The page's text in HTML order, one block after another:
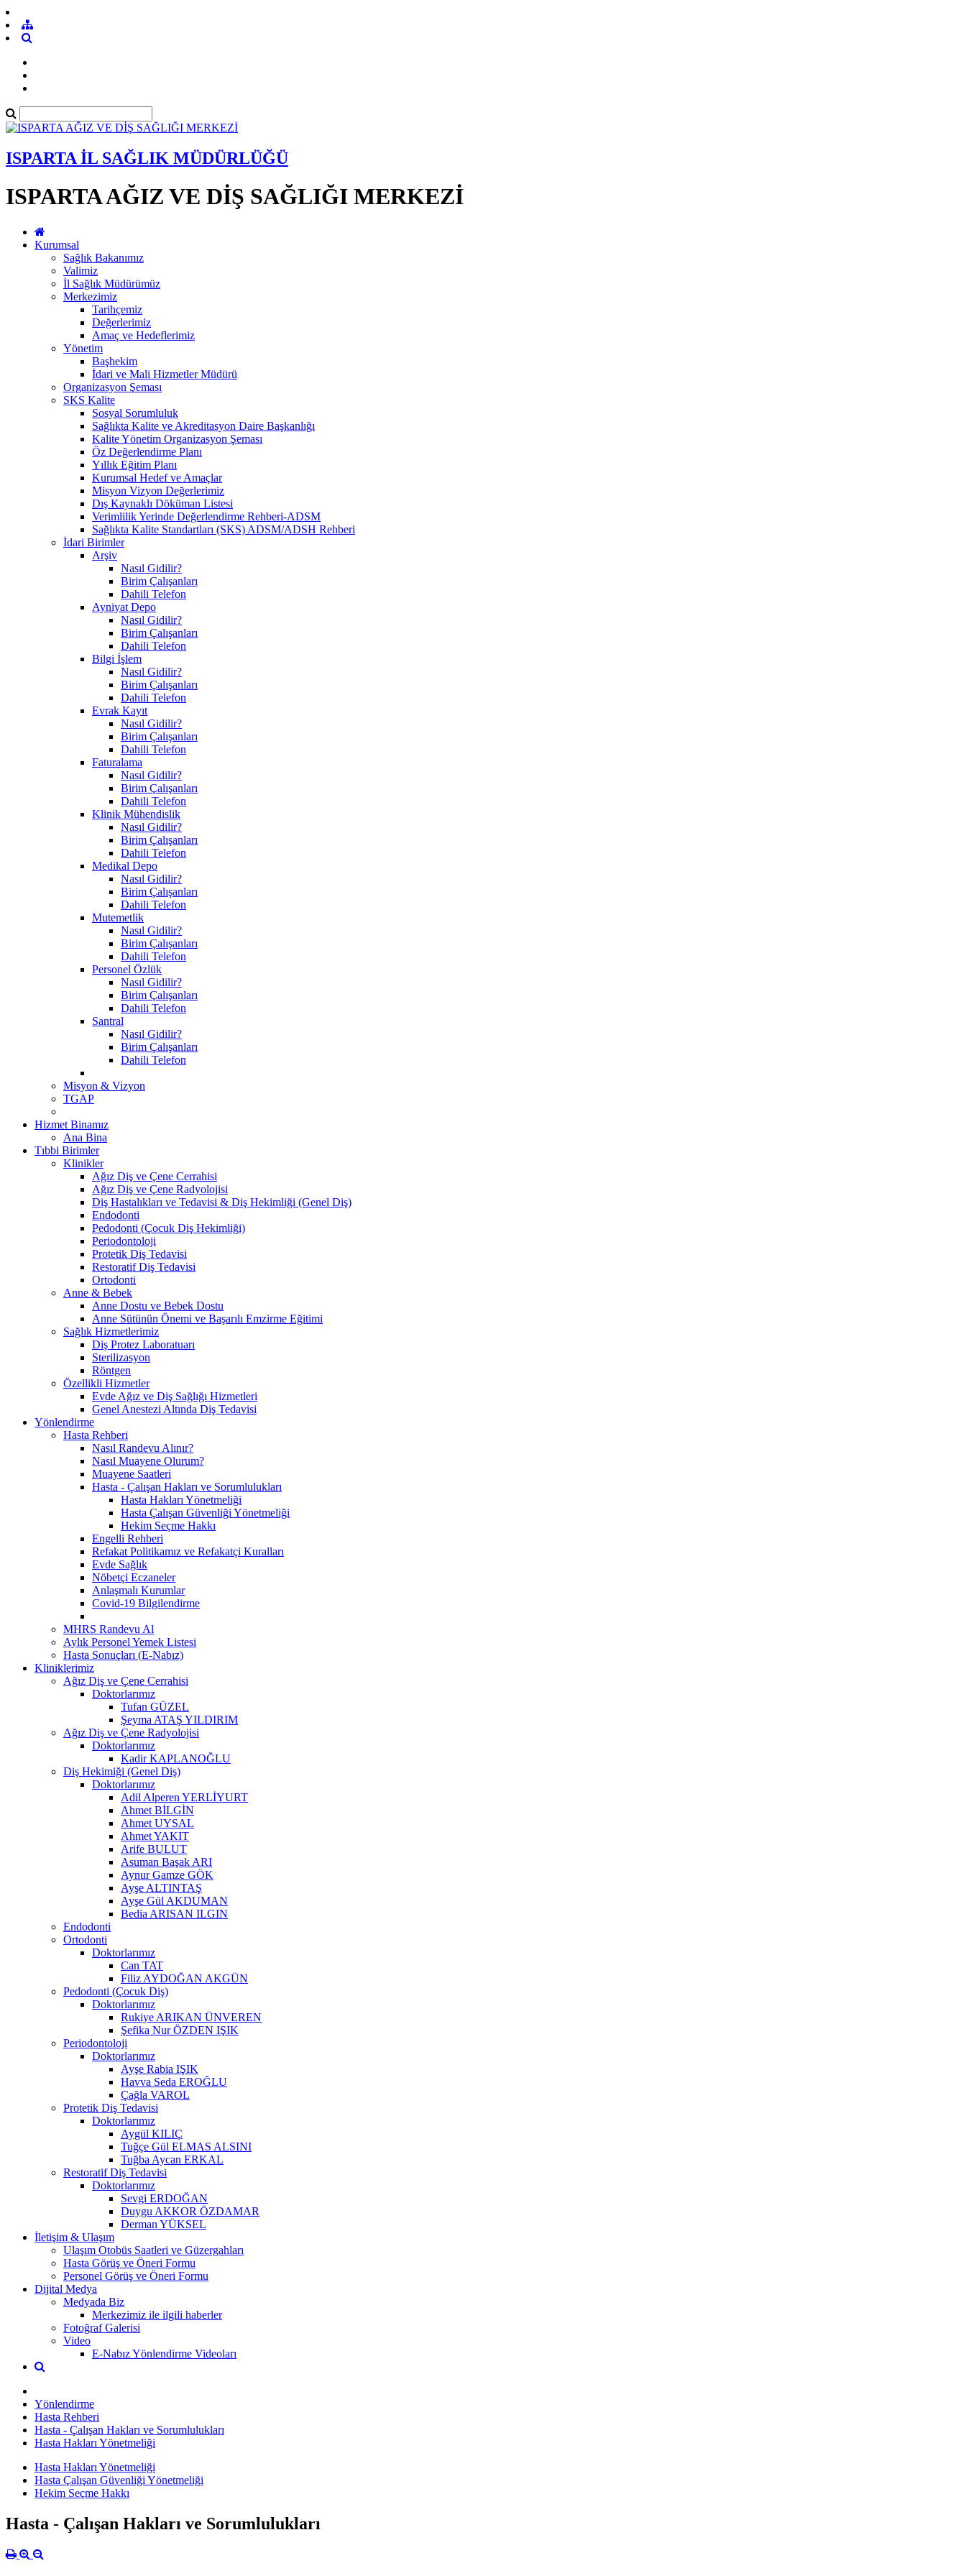
ISPARTA İL SAĞLIK MÜDÜRLÜĞÜ
ISPARTA AĞIZ VE DİŞ SAĞLIĞI MERKEZİ
Kurumsal
Sağlık Bakanımız
Valimiz
İl Sağlık Müdürümüz
Merkezimiz
Tarihçemiz
Değerlerimiz
Amaç ve Hedeflerimiz
Yönetim
Başhekim
İdari ve Mali Hizmetler Müdürü
Organizasyon Şeması
SKS Kalite
Sosyal Sorumluluk
Sağlıkta Kalite ve Akreditasyon Daire Başkanlığı
Kalite Yönetim Organizasyon Şeması
Öz Değerlendirme Planı
Yıllık Eğitim Planı
Kurumsal Hedef ve Amaçlar
Misyon Vizyon Değerlerimiz
Dış Kaynaklı Döküman Listesi
Verimlilik Yerinde Değerlendirme Rehberi-ADSM
Sağlıkta Kalite Standartları (SKS) ADSM/ADSH Rehberi
İdari Birimler
Arşiv
Nasıl Gidilir?
Birim Çalışanları
Dahili Telefon
Ayniyat Depo
Nasıl Gidilir?
Birim Çalışanları
Dahili Telefon
Bilgi İşlem
Nasıl Gidilir?
Birim Çalışanları
Dahili Telefon
Evrak Kayıt
Nasıl Gidilir?
Birim Çalışanları
Dahili Telefon
Faturalama
Nasıl Gidilir?
Birim Çalışanları
Dahili Telefon
Klinik Mühendislik
Nasıl Gidilir?
Birim Çalışanları
Dahili Telefon
Medikal Depo
Nasıl Gidilir?
Birim Çalışanları
Dahili Telefon
Mutemetlik
Nasıl Gidilir?
Birim Çalışanları
Dahili Telefon
Personel Özlük
Nasıl Gidilir?
Birim Çalışanları
Dahili Telefon
Santral
Nasıl Gidilir?
Birim Çalışanları
Dahili Telefon
Misyon & Vizyon
TGAP
Hizmet Binamız
Ana Bina
Tıbbi Birimler
Klinikler
Ağız Diş ve Çene Cerrahisi
Ağız Diş ve Çene Radyolojisi
Diş Hastalıkları ve Tedavisi & Diş Hekimliği (Genel Diş)
Endodonti
Pedodonti (Çocuk Diş Hekimliği)
Periodontoloji
Protetik Diş Tedavisi
Restoratif Diş Tedavisi
Ortodonti
Anne & Bebek
Anne Dostu ve Bebek Dostu
Anne Sütünün Önemi ve Başarılı Emzirme Eğitimi
Sağlık Hizmetlerimiz
Diş Protez Laboratuarı
Sterilizasyon
Röntgen
Özellikli Hizmetler
Evde Ağız ve Diş Sağlığı Hizmetleri
Genel Anestezi Altında Diş Tedavisi
Yönlendirme
Hasta Rehberi
Nasıl Randevu Alınır?
Nasıl Muayene Olurum?
Muayene Saatleri
Hasta - Çalışan Hakları ve Sorumlulukları
Hasta Hakları Yönetmeliği
Hasta Çalışan Güvenliği Yönetmeliği
Hekim Seçme Hakkı
Engelli Rehberi
Refakat Politikamız ve Refakatçi Kuralları
Evde Sağlık
Nöbetçi Eczaneler
Anlaşmalı Kurumlar
Covid-19 Bilgilendirme
MHRS Randevu Al
Aylık Personel Yemek Listesi
Hasta Sonuçları (E-Nabız)
Kliniklerimiz
Ağız Diş ve Çene Cerrahisi
Doktorlarımız
Tufan GÜZEL
Şeyma ATAŞ YILDIRIM
Ağız Diş ve Çene Radyolojisi
Doktorlarımız
Kadir KAPLANOĞLU
Diş Hekimiği (Genel Diş)
Doktorlarımız
Adil Alperen YERLİYURT
Ahmet BİLGİN
Ahmet UYSAL
Ahmet YAKIT
Arife BULUT
Asuman Başak ARI
Aynur Gamze GÖK
Ayşe ALTINTAŞ
Ayşe Gül AKDUMAN
Bedia ARISAN ILGIN
Endodonti
Ortodonti
Doktorlarımız
Can TAT
Filiz AYDOĞAN AKGÜN
Pedodonti (Çocuk Diş)
Doktorlarımız
Rukiye ARIKAN ÜNVEREN
Şefika Nur ÖZDEN IŞIK
Periodontoloji
Doktorlarımız
Ayşe Rabia IŞIK
Havva Seda EROĞLU
Çağla VAROL
Protetik Diş Tedavisi
Doktorlarımız
Aygül KILIÇ
Tuğçe Gül ELMAS ALSINI
Tuğba Aycan ERKAL
Restoratif Diş Tedavisi
Doktorlarımız
Sevgi ERDOĞAN
Duygu AKKOR ÖZDAMAR
Derman YÜKSEL
İletişim & Ulaşım
Ulaşım Otobüs Saatleri ve Güzergahları
Hasta Görüş ve Öneri Formu
Personel Görüş ve Öneri Formu
Dijital Medya
Medyada Biz
Merkezimiz ile ilgili haberler
Fotoğraf Galerisi
Video
E-Nabız Yönlendirme Videoları
Yönlendirme
Hasta Rehberi
Hasta - Çalışan Hakları ve Sorumlulukları
Hasta Hakları Yönetmeliği
Hasta Hakları Yönetmeliği
Hasta Çalışan Güvenliği Yönetmeliği
Hekim Seçme Hakkı
Hasta - Çalışan Hakları ve Sorumlulukları